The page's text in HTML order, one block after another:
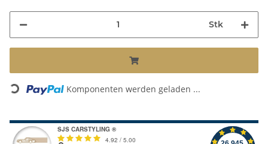
Stk
Loading... Komponenten werden geladen ...